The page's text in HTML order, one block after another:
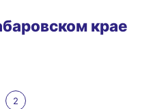
крае
2